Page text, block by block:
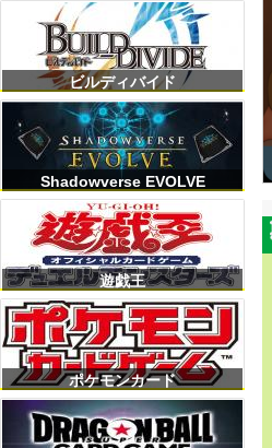
ビルディバイド
Shadowverse EVOLVE
遊戯王
ポケモンカード